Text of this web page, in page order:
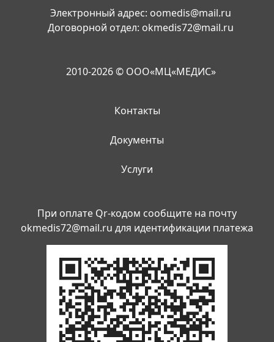
Электронный адрес: oomedis@mail.ru
Договорной отдел: okmedis72@mail.ru
2010-2026 © ООО«МЦ«МЕДИС»
Контакты
Документы
Услуги
При оплате Qr-кодом сообщите на почту
okmedis72@mail.ru для идентификации платежа